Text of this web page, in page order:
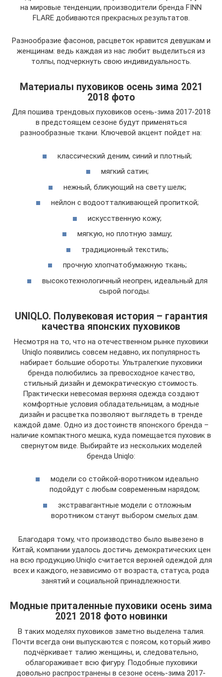
на мировые тенденции, производители бренда FINN
FLARE добиваются прекрасных результатов.
Разнообразие фасонов, расцветок нравится девушкам и
женщинам: ведь каждая из нас любит выделиться из
толпы, подчеркнуть свою индивидуальность.
Материалы пуховиков осень зима 2021
2018 фото
Для пошива трендовых пуховиков осень-зима 2017-2018
в предстоящем сезоне будут применяться
разнообразные ткани. Ключевой акцент пойдет на:
классический деним, синий и плотный;
мягкий сатин;
нежный, бликующий на свету шелк;
нейлон с водоотталкивающей пропиткой;
искусственную кожу;
мягкую, но плотную замшу;
традиционный текстиль;
прочную хлопчатобумажную ткань;
высокотехнологичный неопрен, идеальный для
сырой погоды.
UNIQLO. Полувековая история – гарантия
качества японских пуховиков
Несмотря на то, что на отечественном рынке пуховики
Uniqlo появились совсем недавно, их популярность
набирает большие обороты. Ультралегкие пуховики
бренда полюбились за превосходное качество,
стильный дизайн и демократическую стоимость.
Практически невесомая верхняя одежда создают
комфортные условия обладательницам, а модные
дизайн и расцветка позволяют выглядеть в тренде
каждой даме. Одно из достоинств японского бренда –
наличие компактного мешка, куда помещается пуховик в
свернутом виде. Выбирайте из нескольких моделей
бренда Uniqlo:
модели со стойкой-воротником идеально
подойдут с любым современным нарядом;
экстравагантные модели с отложным
воротником станут выбором смелых дам.
Благодаря тому, что производство было вывезено в
Китай, компании удалось достичь демократических цен
на всю продукцию.Uniqlo считается верхней одеждой для
всех и каждого, независимо от возраста, статуса, рода
занятий и социальной принадлежности.
Модные приталенные пуховики осень зима
2021 2018 фото новинки
В таких моделях пуховиков заметно выделена талия.
Почти всегда они выпускаются с поясом, который живо
подчёркивает талию женщины, и, следовательно,
облагораживает всю фигуру. Подобные пуховики
довольно распространены в сезоне осень-зима 2017-